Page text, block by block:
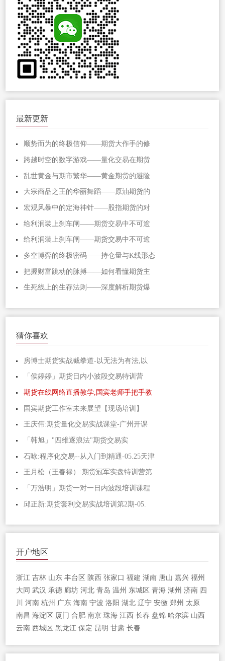
最新更新
顺势而为的终极信仰——期货大作手的修
跨越时空的数字游戏——量化交易在期货
乱世黄金与期市繁华——黄金期货的避险
大宗商品之王的华丽舞蹈——原油期货的
宏观风暴中的定海神针——股指期货的对
给利润装上刹车闸——期货交易中不可逾
给利润装上刹车闸——期货交易中不可逾
多空博弈的终极密码——持仓量与K线形态
把握财富跳动的脉搏——如何看懂期货主
生死线上的生存法则——深度解析期货爆
猜你喜欢
房博士期货实战截拳道-以无法为有法,以
「侯婷婷」期货日内小波段交易特训营
期货在线网络直播教学,国宾老师手把手教
国宾期货工作室未来展望【现场培训】
王庆伟:期货量化交易实战课堂-广州开课
「韩旭」"四维逐浪法"期货交易实
石咏:程序化交易--从入门到精通-05.25天津
王月松（王春禄）:期货冠军实盘特训营第
「万浩明」期货一对一日内波段培训课程
邱正新:期货套利交易实战培训第2期-05.
开户地区
浙江 吉林 山东 丰台区 陕西 张家口 福建 湖南 唐山 嘉兴 福州
大同 武汉 承德 廊坊 河北 青岛 温州 东城区 青海 湖州 济南 四
川
河南 杭州 广东 海南 宁波 洛阳 湖北 辽宁 安徽 郑州 太原
南昌 海淀区 厦门 合肥 南京 珠海 江西 长春 盘锦 哈尔滨 山西
云南 西城区 黑龙江 保定 昆明 甘肃 长春